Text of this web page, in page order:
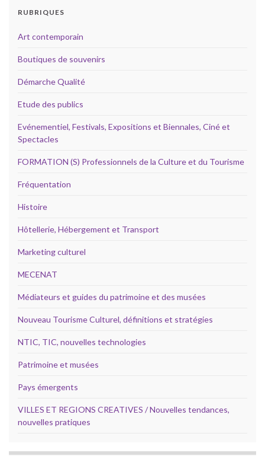
RUBRIQUES
Art contemporain
Boutiques de souvenirs
Démarche Qualité
Etude des publics
Evénementiel, Festivals, Expositions et Biennales, Ciné et
Spectacles
FORMATION (S) Professionnels de la Culture et du Tourisme
Fréquentation
Histoire
Hôtellerie, Hébergement et Transport
Marketing culturel
MECENAT
Médiateurs et guides du patrimoine et des musées
Nouveau Tourisme Culturel, définitions et stratégies
NTIC, TIC, nouvelles technologies
Patrimoine et musées
Pays émergents
VILLES ET REGIONS CREATIVES / Nouvelles tendances,
nouvelles pratiques